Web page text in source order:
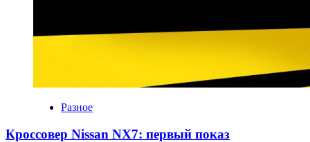
Разное
Кроссовер Nissan NX7: первый показ